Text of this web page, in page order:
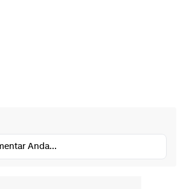
Anda...